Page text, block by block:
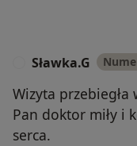
Sławka.G
Wizyta przebiegła
Pan doktor miły i
serca.